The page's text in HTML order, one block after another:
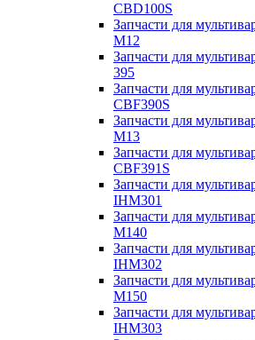
CBD100S
Запчасти для
M12
Запчасти для
395
Запчасти для
CBF390S
Запчасти для
M13
Запчасти для
CBF391S
Запчасти для
IHM301
Запчасти для
M140
Запчасти для
IHM302
Запчасти для
M150
Запчасти для
IHM303